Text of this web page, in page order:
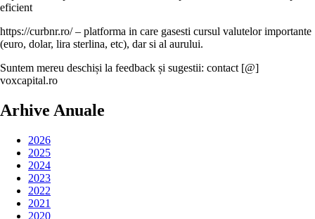
eficient
https://curbnr.ro/ – platforma in care gasesti cursul valutelor importante
(euro, dolar, lira sterlina, etc), dar si al aurului.
Suntem mereu deschiși la feedback și sugestii: contact [@]
voxcapital.ro
Arhive Anuale
2026
2025
2024
2023
2022
2021
2020